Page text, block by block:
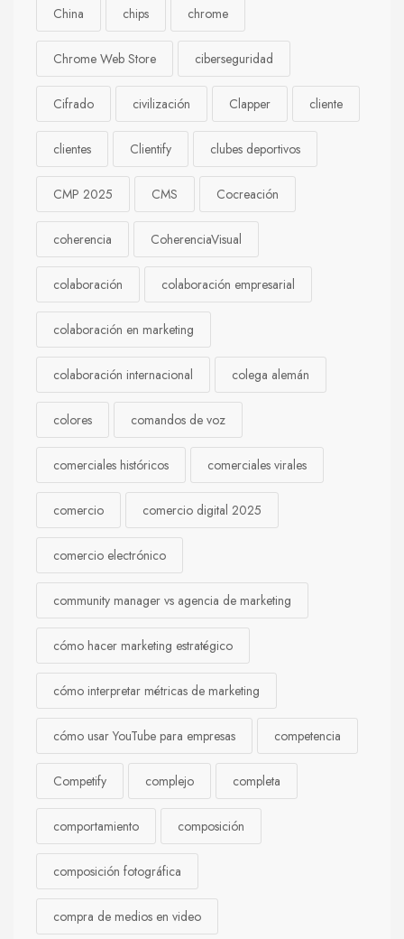
China chips chrome
Chrome Web Store ciberseguridad
Cifrado civilización Clapper cliente
clientes Clientify clubes deportivos
CMP 2025 CMS Cocreación
coherencia CoherenciaVisual
colaboración colaboración empresarial
colaboración en marketing
colaboración internacional colega alemán
colores comandos de voz
comerciales históricos comerciales virales
comercio comercio digital 2025
comercio electrónico
community manager vs agencia de marketing
cómo hacer marketing estratégico
cómo interpretar métricas de marketing
cómo usar YouTube para empresas competencia
Competify complejo completa
comportamiento composición
composición fotográfica
compra de medios en video